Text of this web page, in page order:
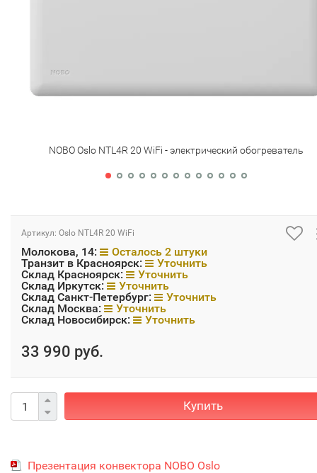
NOBO Oslo NTL4R 20 WiFi - электрический обогреватель
Артикул: Oslo NTL4R 20 WiFi
Молокова, 14:
Осталось 2 штуки
Транзит в Красноярск:
Уточнить
Склад Красноярск:
Уточнить
Склад Иркутск:
Уточнить
Склад Санкт-Петербург:
Уточнить
Склад Москва:
Уточнить
Склад Новосибирск:
Уточнить
33 990 руб.
Купить
Презентация конвектора NOBO Oslo